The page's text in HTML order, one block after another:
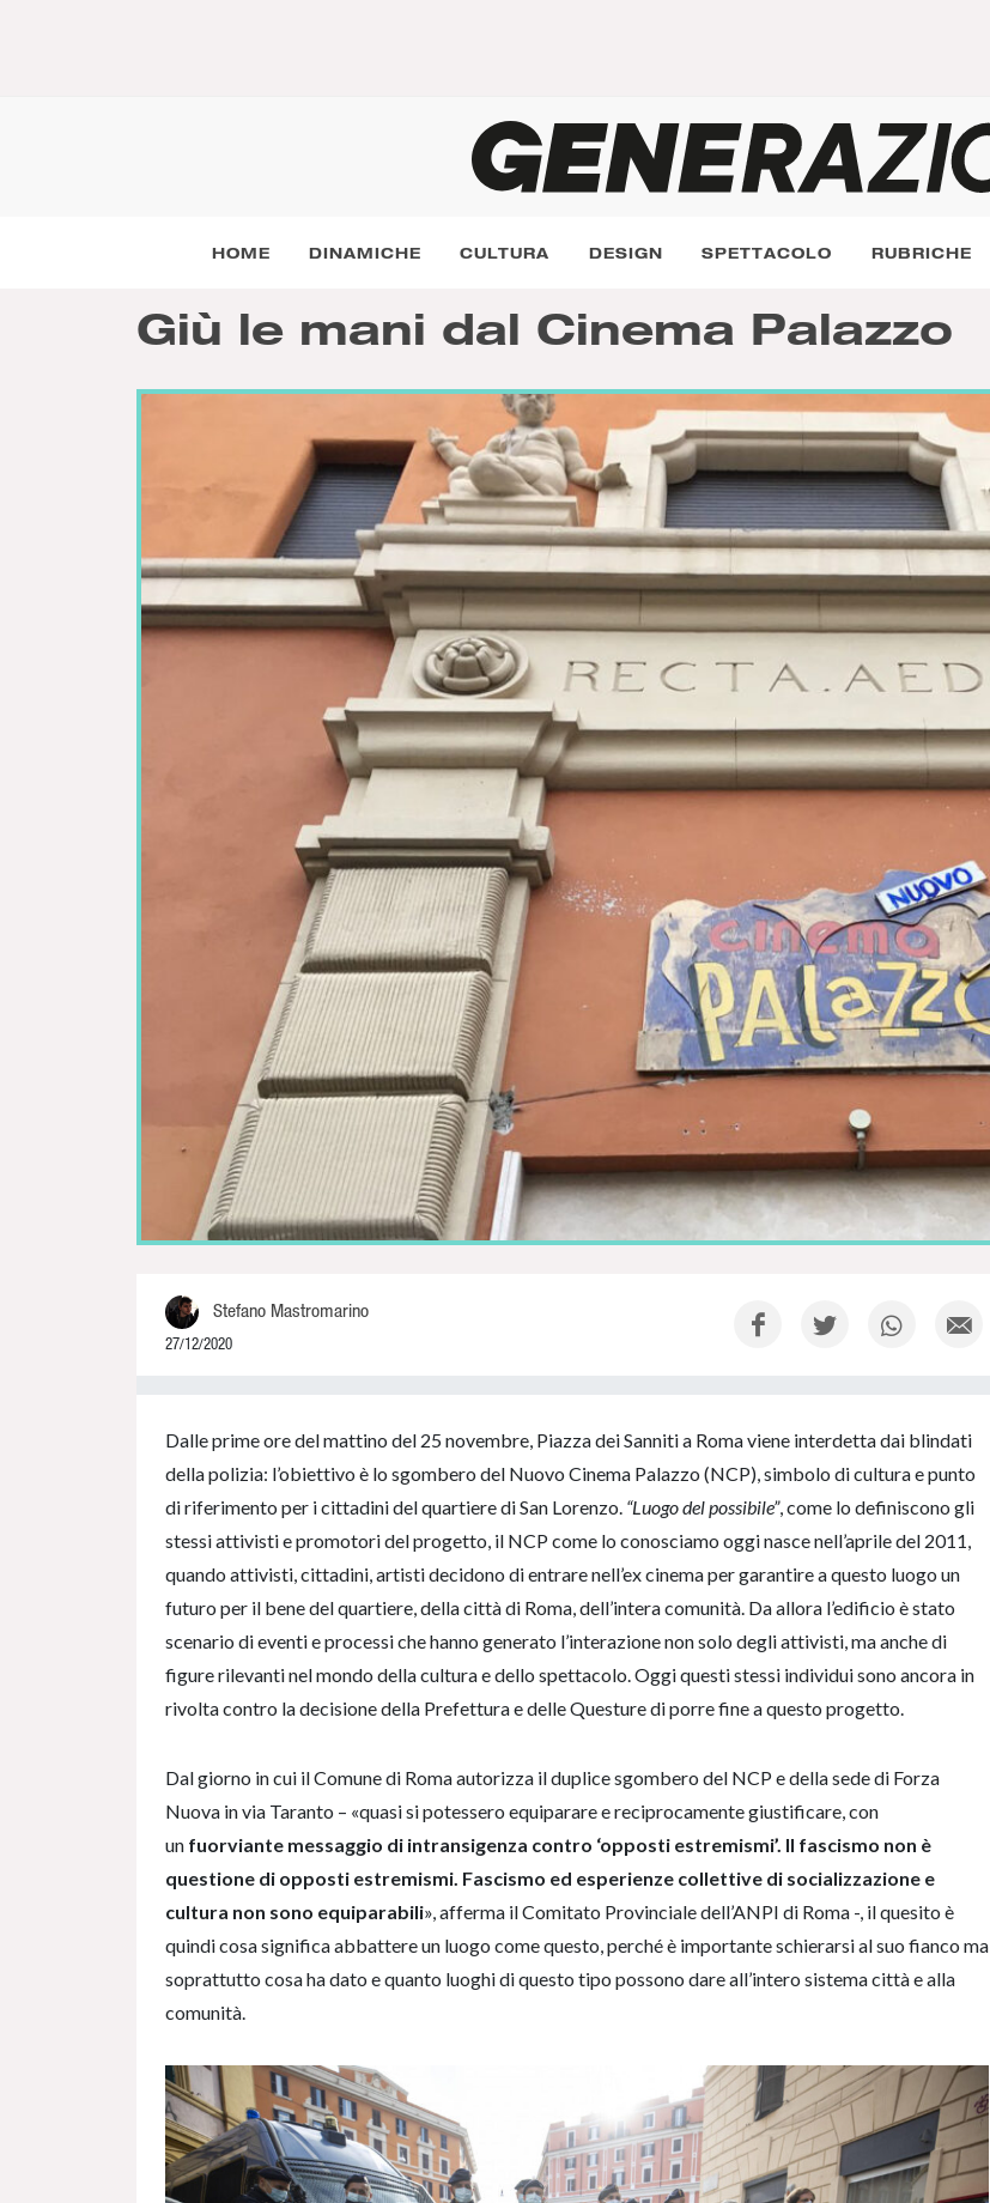
HOME DINAMICHE CULTURA DESIGN SPETTACOLO RUBRICHE
Giù le mani dal Cinema Palazzo
Stefano Mastromarino
27/12/2020
Dalle prime ore del mattino del 25 novembre, Piazza dei Sanniti a Roma viene interdetta dai blindati
della polizia: l’obiettivo è lo sgombero del Nuovo Cinema Palazzo (NCP), simbolo di cultura e punto
di riferimento per i cittadini del quartiere di San Lorenzo. “Luogo del possibile”, come lo definiscono gli
stessi attivisti e promotori del progetto, il NCP come lo conosciamo oggi nasce nell’aprile del 2011,
quando attivisti, cittadini, artisti decidono di entrare nell’ex cinema per garantire a questo luogo un
futuro per il bene del quartiere, della città di Roma, dell’intera comunità. Da allora l’edificio è stato
scenario di eventi e processi che hanno generato l’interazione non solo degli attivisti, ma anche di
figure rilevanti nel mondo della cultura e dello spettacolo. Oggi questi stessi individui sono ancora in
rivolta contro la decisione della Prefettura e delle Questure di porre fine a questo progetto.
Dal giorno in cui il Comune di Roma autorizza il duplice sgombero del NCP e della sede di Forza
Nuova in via Taranto – «quasi si potessero equiparare e reciprocamente giustificare, con
un fuorviante messaggio di intransigenza contro ‘opposti estremismi’. Il fascismo non è
questione di opposti estremismi. Fascismo ed esperienze collettive di socializzazione e
cultura non sono equiparabili», afferma il Comitato Provinciale dell’ANPI di Roma -, il quesito è
quindi cosa significa abbattere un luogo come questo, perché è importante schierarsi al suo fianco ma
soprattutto cosa ha dato e quanto luoghi di questo tipo possono dare all’intero sistema città e alla
comunità.